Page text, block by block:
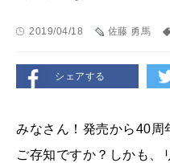
2019/04/18 佐藤 勇馬
シェアする
みなさん！発売から40周
ご存知ですか？しかも、